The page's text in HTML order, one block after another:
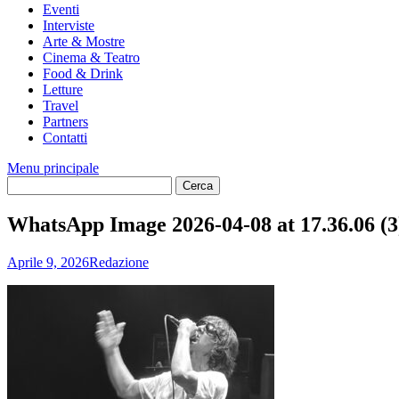
Eventi
Interviste
Arte & Mostre
Cinema & Teatro
Food & Drink
Letture
Travel
Partners
Contatti
Menu principale
WhatsApp Image 2026-04-08 at 17.36.06
Aprile 9, 2026Redazione